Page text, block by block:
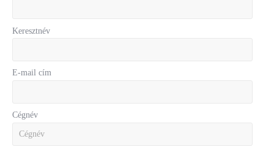
Keresztnév
E-mail cím
Cégnév